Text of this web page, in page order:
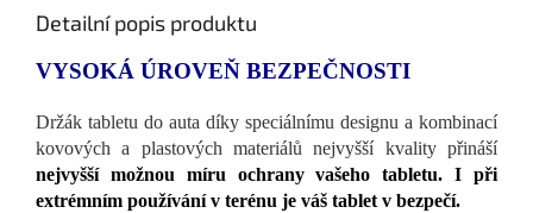
Detailní popis produktu
VYSOKÁ ÚROVEŇ BEZPEČNOSTI
Držák tabletu do auta díky speciálnímu designu a kombinací
kovových a plastových materiálů nejvyšší kvality přináší
nejvyšší možnou míru ochrany vašeho tabletu. I při
extrémním používání v terénu je váš tablet v bezpečí.